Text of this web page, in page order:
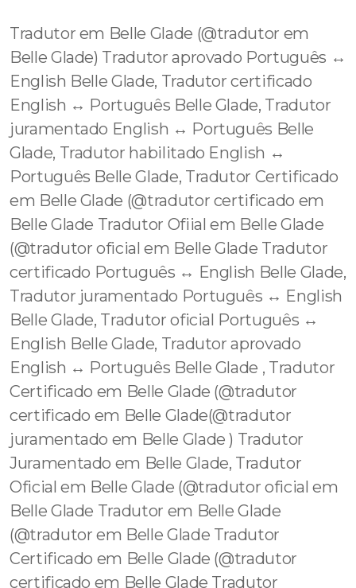
Tradutor em Belle Glade (@tradutor em
Belle Glade) Tradutor aprovado Português ↔️
English Belle Glade, Tradutor certificado
English ↔️ Português Belle Glade, Tradutor
juramentado English ↔️ Português Belle
Glade, Tradutor habilitado English ↔️
Português Belle Glade, Tradutor Certificado
em Belle Glade (@tradutor certificado em
Belle Glade Tradutor Ofiial em Belle Glade
(@tradutor oficial em Belle Glade Tradutor
certificado Português ↔️ English Belle Glade,
Tradutor juramentado Português ↔️ English
Belle Glade, Tradutor oficial Português ↔️
English Belle Glade, Tradutor aprovado
English ↔️ Português Belle Glade , Tradutor
Certificado em Belle Glade (@tradutor
certificado em Belle Glade(@tradutor
juramentado em Belle Glade ) Tradutor
Juramentado em Belle Glade, Tradutor
Oficial em Belle Glade (@tradutor oficial em
Belle Glade Tradutor em Belle Glade
(@tradutor em Belle Glade Tradutor
Certificado em Belle Glade (@tradutor
certificado em Belle Glade Tradutor